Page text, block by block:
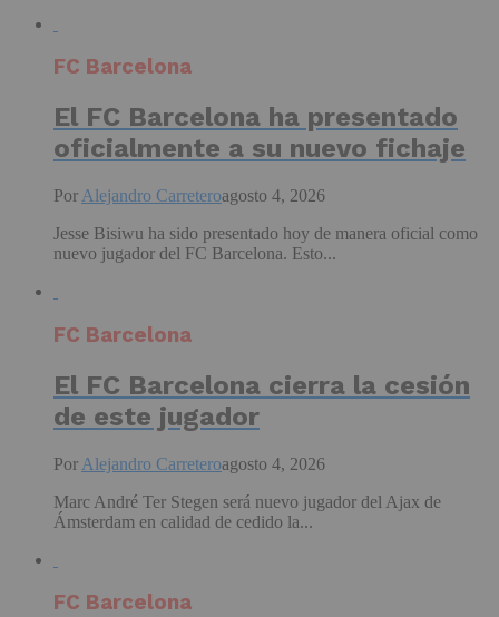
FC Barcelona
El FC Barcelona ha presentado
oficialmente a su nuevo fichaje
Por Alejandro Carreteroagosto 4, 2026
Jesse Bisiwu ha sido presentado hoy de manera oficial como
nuevo jugador del FC Barcelona. Esto...
FC Barcelona
El FC Barcelona cierra la cesión
de este jugador
Por Alejandro Carreteroagosto 4, 2026
Marc André Ter Stegen será nuevo jugador del Ajax de
Ámsterdam en calidad de cedido la...
FC Barcelona